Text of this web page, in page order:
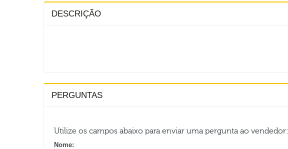
DESCRIÇÃO
PERGUNTAS
Utilize os campos abaixo para enviar uma pergunta ao vendedor:
Nome: